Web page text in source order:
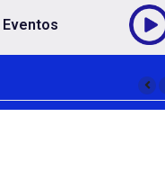
Eventos